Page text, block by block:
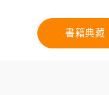
書籍典藏